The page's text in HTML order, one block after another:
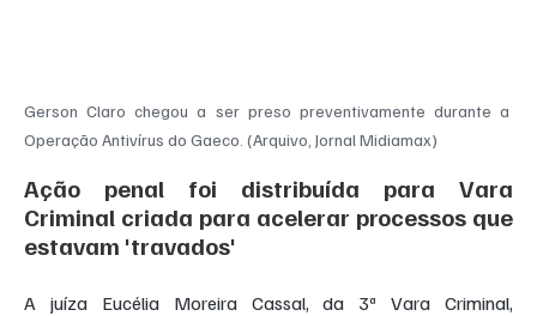
Gerson Claro chegou a ser preso preventivamente durante a
Operação Antivírus do Gaeco. (Arquivo, Jornal Midiamax)
Ação penal foi distribuída para Vara
Criminal criada para acelerar processos que
estavam 'travados'
A juíza Eucélia Moreira Cassal, da 3ª Vara Criminal,